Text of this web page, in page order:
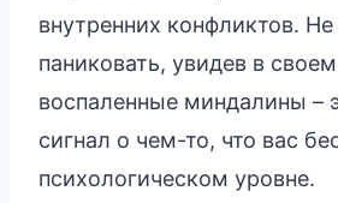
внутренних конфликтов. Не
паниковать, увидев в
воспаленные миндалины –
сигнал о чем-то, что вас
психологическом уровне.